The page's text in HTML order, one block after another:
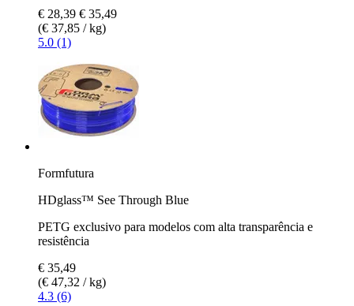
€ 28,39 € 35,49
(€ 37,85 / kg)
5.0 (1)
Formfutura
HDglass™ See Through Blue
PETG exclusivo para modelos com alta transparência e
resistência
€ 35,49
(€ 47,32 / kg)
4.3 (6)